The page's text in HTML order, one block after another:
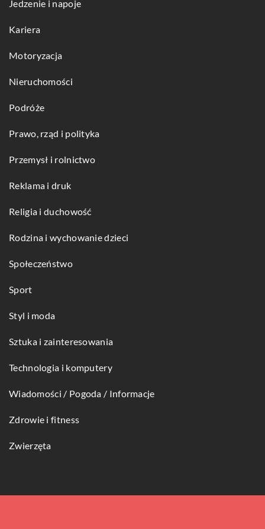
Jedzenie i napoje
Kariera
Motoryzacja
Nieruchomości
Podróże
Prawo, rząd i polityka
Przemysł i rolnictwo
Reklama i druk
Religia i duchowość
Rodzina i wychowanie dzieci
Społeczeństwo
Sport
Styl i moda
Sztuka i zainteresowania
Technologia i komputery
Wiadomości / Pogoda / Informacje
Zdrowie i fitness
Zwierzęta